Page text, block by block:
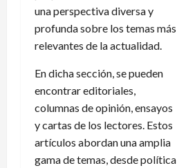
una perspectiva diversa y
profunda sobre los temas más
relevantes de la actualidad.
En dicha sección, se pueden
encontrar editoriales,
columnas de opinión, ensayos
y cartas de los lectores. Estos
artículos abordan una amplia
gama de temas, desde política